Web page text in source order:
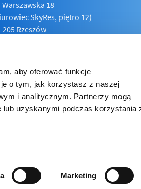
aby oferować funkcje
o tym, jak korzystasz z naszej
i analitycznym. Partnerzy mogą
lub uzyskanymi podczas korzystania
Marketing
Warszawska 18
SkyRes, piętro 12)
205 Rzeszów